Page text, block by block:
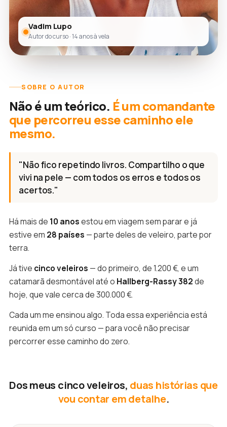
Vadim Lupo
Autor do curso · 14 anos à vela
SOBRE O AUTOR
Não é um teórico. É um comandante
que percorreu esse caminho ele
mesmo.
"Não fico repetindo livros. Compartilho o que
vivi na pele — com todos os erros e todos os
acertos."
Há mais de 10 anosestou em viagem sem parar e já
estive em 28 países — parte deles de veleiro, parte por
terra.
Já tive cinco veleiros — do primeiro, de 1.200 €, e um
catamarã desmontável até o Hallberg-Rassy 382de
hoje, que vale cerca de 300.000 €.
Cada um me ensinou algo. Toda essa experiência está
reunida em um só curso — para você não precisar
percorrer esse caminho do zero.
Dos meus cinco veleiros, duas histórias que
vou contar em detalhe.